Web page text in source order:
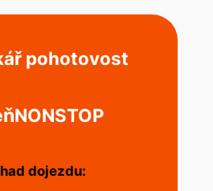
pohotovost
NONSTOP
dojezdu: